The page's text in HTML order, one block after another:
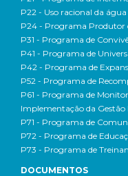
P22 - Uso racional da
P24 - Programa Produtor
P31 - Programa de
P41 - Programa de
P42 - Programa de
P52 - Programa de
P61 - Programa de
Implementação da Gestão
P71 - Programa de
P72 - Programa de
P73 - Programa de
DOCUMENTOS